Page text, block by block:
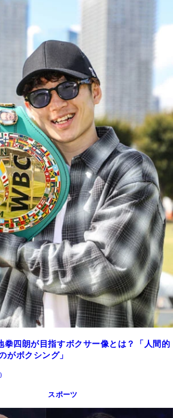
四朗が目指すボクサー像とは？「人間的
がボクシング」
スポーツ